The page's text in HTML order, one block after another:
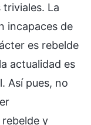
La
incapaces de
es rebelde
actualidad es
Así pues, no
y